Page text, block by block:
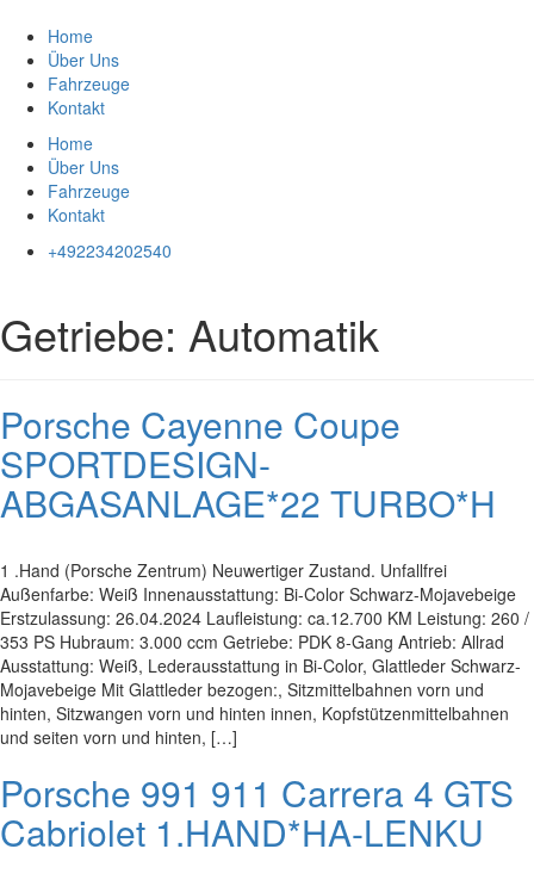
Inhalt
springen
Home
Über Uns
Fahrzeuge
Kontakt
Home
Über Uns
Fahrzeuge
Kontakt
+492234202540
Getriebe: Automatik
Porsche Cayenne Coupe
SPORTDESIGN-
ABGASANLAGE*22 TURBO*H
1 .Hand (Porsche Zentrum) Neuwertiger Zustand. Unfallfrei
Außenfarbe: Weiß Innenausstattung: Bi-Color Schwarz-Mojavebeige
Erstzulassung: 26.04.2024 Laufleistung: ca.12.700 KM Leistung: 260 /
353 PS Hubraum: 3.000 ccm Getriebe: PDK 8-Gang Antrieb: Allrad
Ausstattung: Weiß, Lederausstattung in Bi-Color, Glattleder Schwarz-
Mojavebeige Mit Glattleder bezogen:, Sitzmittelbahnen vorn und
hinten, Sitzwangen vorn und hinten innen, Kopfstützenmittelbahnen
und seiten vorn und hinten, […]
Porsche 991 911 Carrera 4 GTS
Cabriolet 1.HAND*HA-LENKU